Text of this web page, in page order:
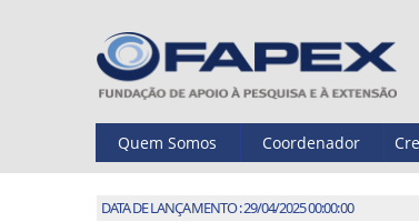
Quem Somos Coordenador
DATA DE LANÇAMENTO : 29/04/2025 00:00:00